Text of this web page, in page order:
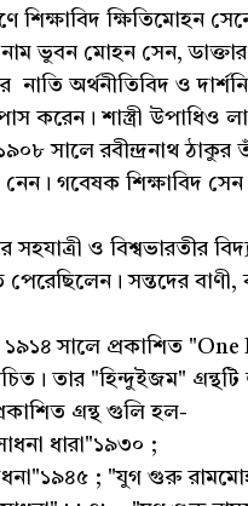
শিক্ষাবিদ ক্ষিতিমোহন
ভুবন মোহন সেন,
নাতি অর্থনীতিবিদ ও
করেন। শাস্ত্রী উপাধিও
সালে রবীন্দ্রনাথ ঠাকুর
গবেষক শিক্ষাবিদ সেন
সহযাত্রী ও বিশ্বভারতীর
পেরেছিলেন। সন্তদের
১৯১৪ সালে প্রকাশিত
তার "হিন্দুইজম"
গ্রন্থ গুলি হল-
ধারা"১৯৩০ ;
; "যুগ গুরু